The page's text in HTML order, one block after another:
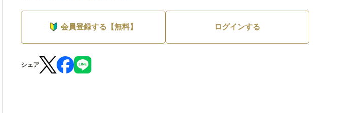
会員登録する【無料】 ログインする
シェア